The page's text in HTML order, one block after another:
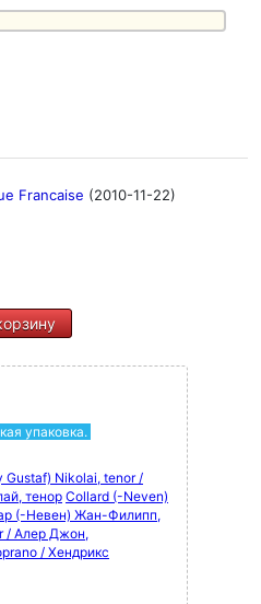
Francaise (2010-11-22)
упаковка.
Gustaf) Nikolai, tenor /
тенор Collard (-Neven)
(-Невен) Жан-Филипп,
/ Алер Джон,
/ Хендрикс